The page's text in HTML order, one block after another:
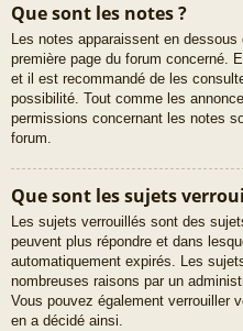
Que sont les notes ?
Les notes apparaissent en
première page du forum concerné.
et il est recommandé de les
possibilité. Tout comme les
permissions concernant les notes
forum.
Que sont les sujets
Les sujets verrouillés sont des
peuvent plus répondre et dans
automatiquement expirés. Les
nombreuses raisons par un
Vous pouvez également verrouiller
en a décidé ainsi.